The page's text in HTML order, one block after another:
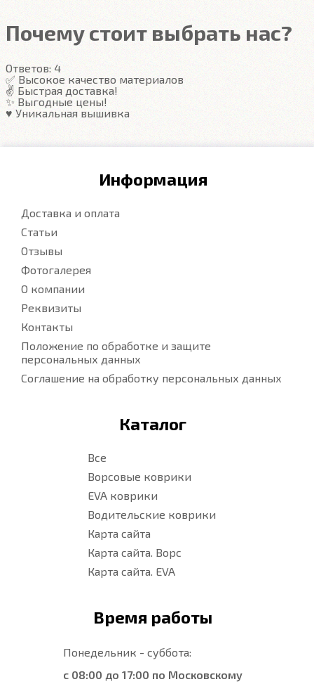
Почему стоит выбрать нас?
Ответов: 4
✅ Высокое качество материалов
✌️ Быстрая доставка!
✨ Выгодные цены!
♥️ Уникальная вышивка
Информация
Доставка и оплата
Статьи
Отзывы
Фотогалерея
О компании
Реквизиты
Контакты
Положение по обработке и защите
персональных данных
Соглашение на обработку персональных данных
Каталог
Все
Ворсовые коврики
EVA коврики
Водительские коврики
Карта сайта
Карта сайта. Ворс
Карта сайта. EVA
Время работы
Понедельник - суббота:
с 08:00 до 17:00 по Московскому